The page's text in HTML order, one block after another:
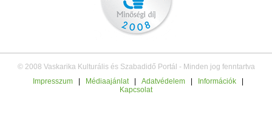
© 2008 Vaskarika Kulturális és Szabadidő Portál - Minden jog fenntartva
Impresszum
Médiaajánlat Adatvédelem Információk
Kapcsolat